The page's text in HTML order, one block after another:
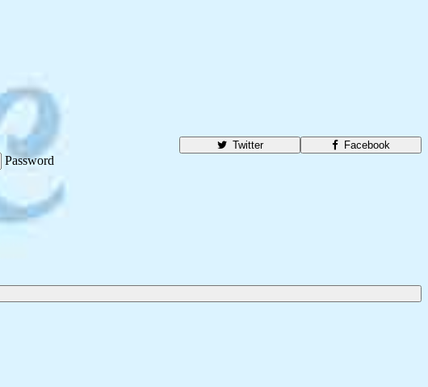
Facebook
Twitter
Password